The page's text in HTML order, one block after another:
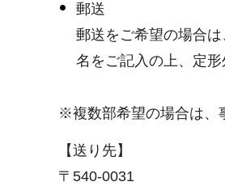
郵送
郵送をご希望の場合
名をご記入の上、定
※複数部希望の場合は、
【送り先】
〒540-0031